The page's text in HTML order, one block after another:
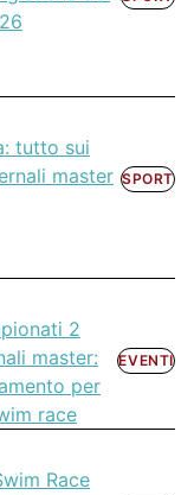
tutto sui
master SPORT
2
master:
per
race
EVENTI
Race